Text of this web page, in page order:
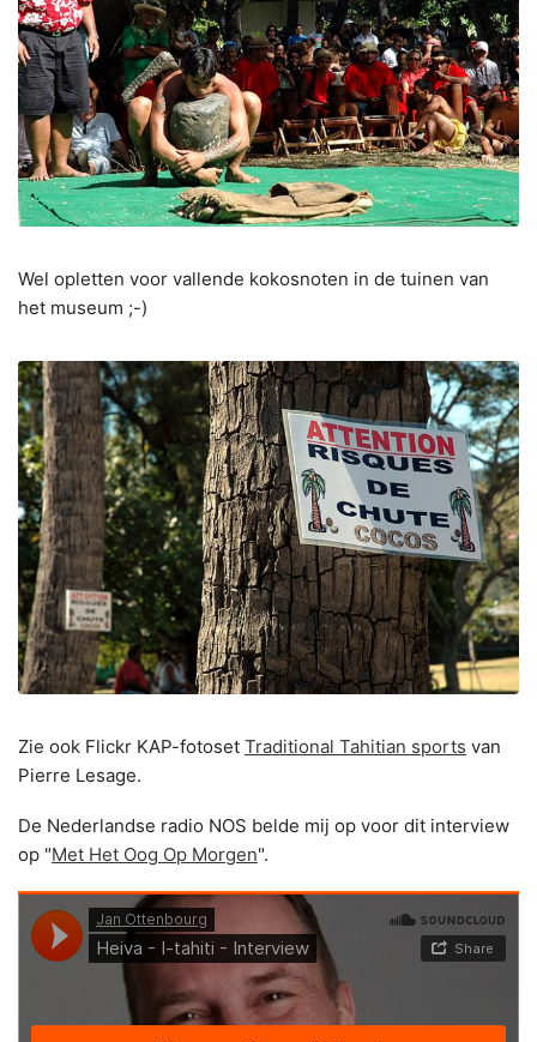
Wel opletten voor vallende kokosnoten in de tuinen van
het museum ;-)
Zie ook Flickr KAP-fotoset Traditional Tahitian sports van
Pierre Lesage.
De Nederlandse radio NOS belde mij op voor dit interview
op "Met Het Oog Op Morgen".